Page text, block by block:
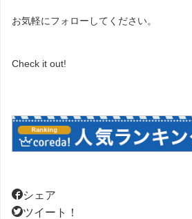
お気軽にフォローしてください。
Check it out!
シェア
ツイート！